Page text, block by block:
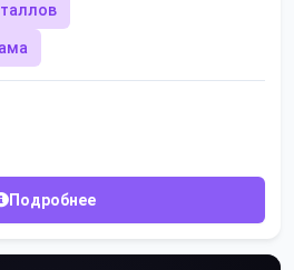
Подробнее